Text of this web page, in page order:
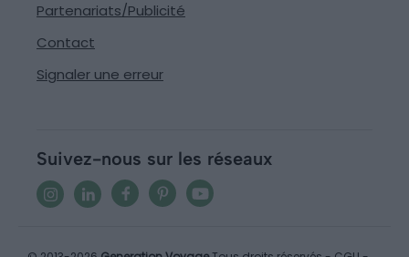
Partenariats/Publicité
Contact
Signaler une erreur
Suivez-nous sur les réseaux